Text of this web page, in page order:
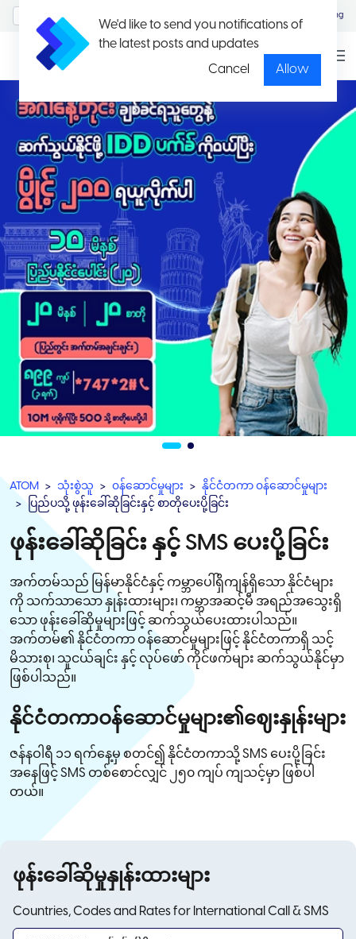
We'd like to send you notifications of
the latest posts and updates
Cancel
Allow
Eng
ATOM သုံးစွဲသူ ၀န်ဆောင်မှုများ
နိုင်ငံတကာ ၀န်ဆောင်မှုများ
ပြည်ပသို့ ဖုန်းခေါ်ဆိုခြင်းနှင့် စာတိုပေးပို့ခြင်း
ဖုန်းခေါ်ဆိုခြင်း နှင့် SMS ပေးပို့ခြင်း
အက်တမ်သည် မြန်မာနိုင်ငံနှင့် ကမ္ဘာပေါ်ရှိကျန်ရှိသော နိုင်ငံများ
ကို သက်သာသော နှုန်းထားများ၊ ကမ္ဘာအဆင့်မီ အရည်အသွေးရှိ
သော ဖုန်းခေါ်ဆိုမှုများဖြင့် ဆက်သွယ်ပေးထားပါသည်။
အက်တမ်၏ နိုင်ငံတကာ ဝန်ဆောင်မှုများဖြင့် နိုင်ငံတကာရှိ သင့်
မိသားစု၊ သူငယ်ချင်း နှင့် လုပ်ဖော် ကိုင်ဖက်များ ဆက်သွယ်နိုင်မှာ
ဖြစ်ပါသည်။
နိုင်ငံတကာဝန်ဆောင်မှုများ၏ဈေးနှုန်းများ
ဇန်နဝါရီ ၁၁ ရက်နေ့မှ စတင်၍ နိုင်ငံတကာသို့ SMS ပေးပို့ခြင်း
အနေဖြင့် SMS တစ်စောင်လျှင် ၂၅၀ ကျပ် ကျသင့်မှာ ဖြစ်ပါ
တယ်။
ဖုန်းခေါ်ဆိုမှုနှုန်းထားများ
Countries, Codes and Rates for International Call & SMS